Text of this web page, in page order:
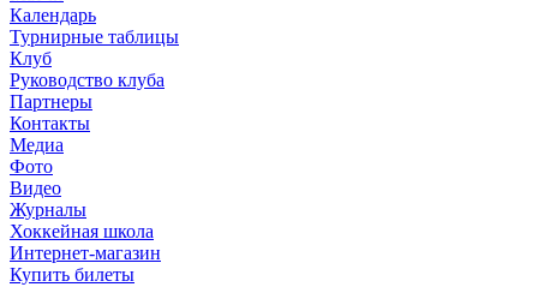
Календарь
Турнирные таблицы
Клуб
Руководство клуба
Партнеры
Контакты
Медиа
Фото
Видео
Журналы
Хоккейная школа
Интернет-магазин
Купить билеты